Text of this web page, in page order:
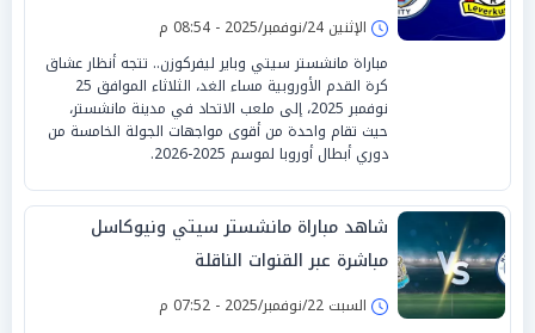
الإثنين 24/نوفمبر/2025 - 08:54 م
مباراة مانشستر سيتي وباير ليفركوزن.. تتجه أنظار عشاق
كرة القدم الأوروبية مساء الغد، الثلاثاء الموافق 25
نوفمبر 2025، إلى ملعب الاتحاد في مدينة مانشستر،
حيث تقام واحدة من أقوى مواجهات الجولة الخامسة من
دوري أبطال أوروبا لموسم 2025-2026.
شاهد مباراة مانشستر سيتي ونيوكاسل
مباشرة عبر القنوات الناقلة
السبت 22/نوفمبر/2025 - 07:52 م